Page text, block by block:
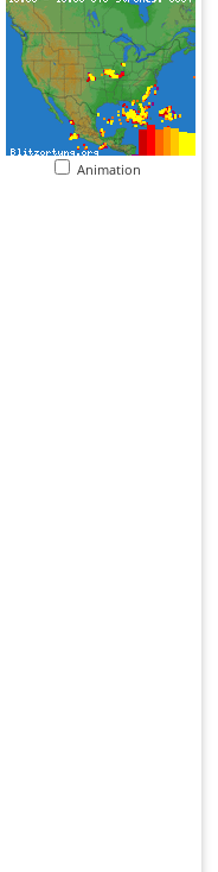
Animation